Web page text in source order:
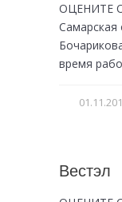
ОЦЕНИТЕ
Самарская
время
Вестэл